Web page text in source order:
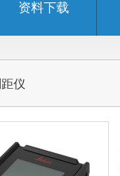
资料下载
仪